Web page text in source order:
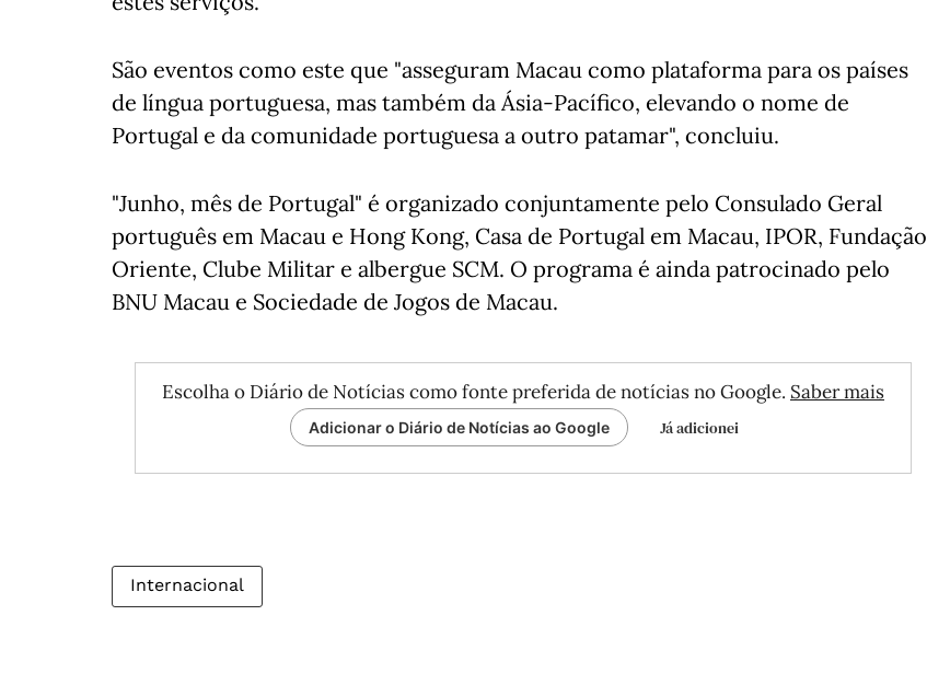
São eventos como este que "asseguram Macau como plataforma para os países
de língua portuguesa, mas também da Ásia-Pacífico, elevando o nome de
Portugal e da comunidade portuguesa a outro patamar", concluiu.
"Junho, mês de Portugal" é organizado conjuntamente pelo Consulado Geral
português em Macau e Hong Kong, Casa de Portugal em Macau, IPOR, Fundação
Oriente, Clube Militar e albergue SCM. O programa é ainda patrocinado pelo
BNU Macau e Sociedade de Jogos de Macau.
Escolha o Diário de Notícias como fonte preferida de notícias no Google. Saber mais
Adicionar o Diário de Notícias ao Google Já adicionei
Internacional